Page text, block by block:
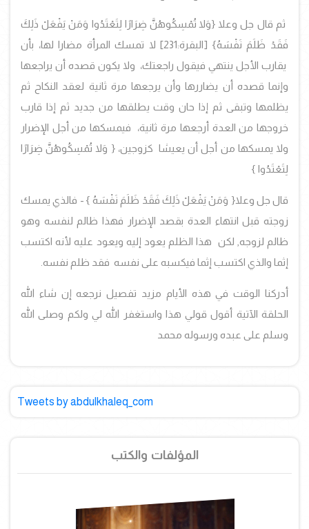
ثم قال جل وعلا {وَلا تُمْسِكُوهُنَّ ضِرَارًا لِتَعْتَدُوا وَمَنْ يَفْعَلْ ذَلِكَ
فَقَدْ ظَلَمَ نَفْسَهُ} [البقرة:231]
لا تمسك المرأة مضارا لها، بأن
يقارب الأجل ينتهي فيقول راجعتك، ولا يكون قصده أن يراجعها
وإنما قصده أن يضاررها وأن يرجعها مرة ثانية لعقد النكاح ثم
يظلمها وتبقى ثم إذا حان وقت يطلقها من جديد ثم إذا قارب
خروجها من العدة أرجعها مرة ثانية، فيمسكها من أجل الإضرار
ولا يمسكها من أجل أن يعيشا كزوجين،{ وَلا تُمْسِكُوهُنَّ ضِرَارًا
لِتَعْتَدُوا }
قال جل وعلا{ وَمَنْ يَفْعَلْ ذَلِكَ فَقَدْ ظَلَمَ نَفْسَهُ } - فالذي يمسك
زوجته قبل انتهاء العدة بقصد الإضرار فهذا ظالم لنفسه وهو
ظالم لزوجه, لكن هذا الظلم يعود إليه ويعود عليه لأنه اكتسب
إثما والذي اكتسب إثما فيكسبه على نفسه فقد ظلم نفسه.
أدركنا الوقت في هذه الأيام مزيد تفصيل نرجعه إن شاء الله
الحلقة الآتية أقول قولي هذا واستغفر الله لي ولكم وصلى الله
وسلم على عبده ورسوله محمد
Tweets by abdulkhaleq_com
المؤلفات والكتب